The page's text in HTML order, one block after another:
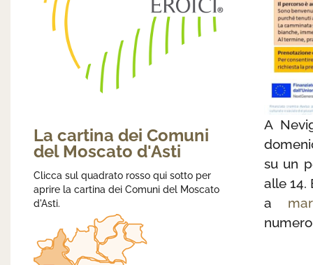
La cartina dei Comuni
del Moscato d'Asti
Clicca sul quadrato rosso qui sotto per
aprire la cartina dei Comuni del Moscato
d'Asti.
A
su un
alle 14.
a
numero